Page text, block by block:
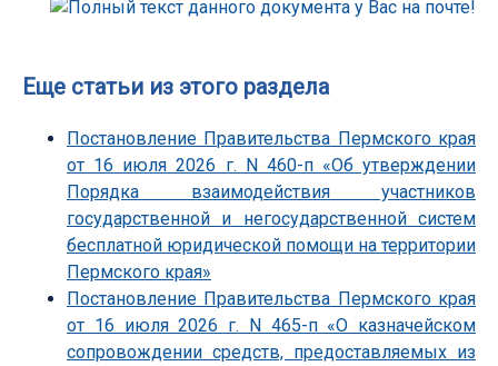
Еще статьи из этого раздела
Постановление Правительства Пермского края
от 16 июля 2026 г. N 460-п «Об утверждении
Порядка взаимодействия участников
государственной и негосударственной систем
бесплатной юридической помощи на территории
Пермского края»
Постановление Правительства Пермского края
от 16 июля 2026 г. N 465-п «О казначейском
сопровождении средств, предоставляемых из